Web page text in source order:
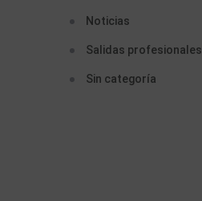
Noticias
Salidas profesionales
Sin categoría